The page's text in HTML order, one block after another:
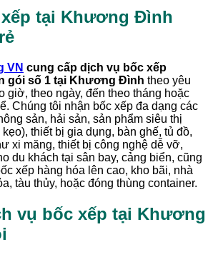
tại Khương Đình
VN cung cấp dịch vụ bốc xếp
gói số 1 tại Khương Đình theo yêu
giờ, theo ngày, đến theo tháng hoặc
Chúng tôi nhận bốc xếp đa dạng các
sản, hải sản, sản phẩm siêu thị
thiết bị gia dụng, bàn ghế, tủ đồ,
xi măng, thiết bị công nghệ dễ vỡ,
du khách tại sân bay, cảng biển, cũng
xếp hàng hóa lên cao, kho bãi, nhà
tàu thủy, hoặc đóng thùng container.
vụ bốc xếp tại Khương